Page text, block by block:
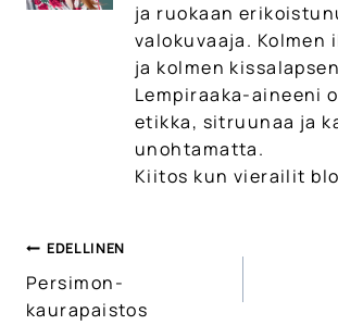
ja ruokaan
valokuvaaja. Kolmen
ja kolmen
Lempiraaka-aineeni
etikka, sitruunaa ja
unohtamatta.
Kiitos kun vierailit
Artikkelien
selaus
EDELLINEN
Persimon-
kaurapaistos